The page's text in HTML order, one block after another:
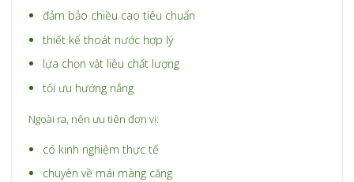
đảm bảo chiều cao tiêu chuẩn
thiết kế thoát nước hợp lý
lựa chọn vật liệu chất lượng
tối ưu hướng nắng
Ngoài ra, nên ưu tiên đơn vị:
có kinh nghiệm thực tế
chuyên về mái màng căng